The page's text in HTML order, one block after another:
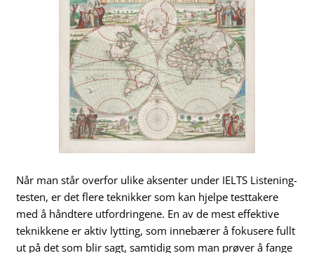
Når man står overfor ulike aksenter under IELTS Listening-
testen, er det flere teknikker som kan hjelpe testtakere
med å håndtere utfordringene. En av de mest effektive
teknikkene er aktiv lytting, som innebærer å fokusere fullt
ut på det som blir sagt, samtidig som man prøver å fange